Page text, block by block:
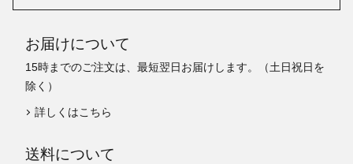
お届けについて
15時までのご注文は、最短翌日お届けします。（土日祝日を
除く）
詳しくはこちら
送料について